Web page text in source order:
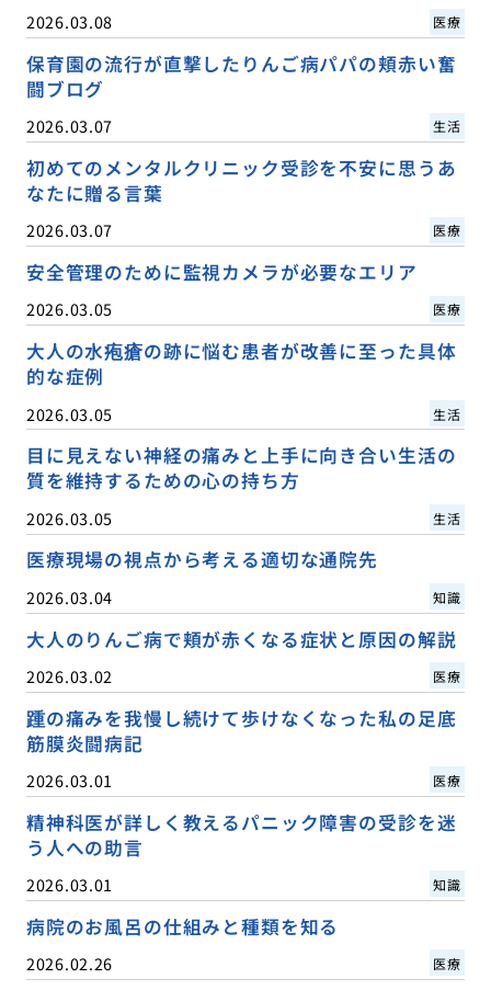
2026.03.08 医療
保育園の流行が直撃したりんご病パパの頬赤い奮
闘ブログ
2026.03.07 生活
初めてのメンタルクリニック受診を不安に思うあ
なたに贈る言葉
2026.03.07 医療
安全管理のために監視カメラが必要なエリア
2026.03.05 医療
大人の水疱瘡の跡に悩む患者が改善に至った具体
的な症例
2026.03.05 生活
目に見えない神経の痛みと上手に向き合い生活の
質を維持するための心の持ち方
2026.03.05 生活
医療現場の視点から考える適切な通院先
2026.03.04 知識
大人のりんご病で頬が赤くなる症状と原因の解説
2026.03.02 医療
踵の痛みを我慢し続けて歩けなくなった私の足底
筋膜炎闘病記
2026.03.01 医療
精神科医が詳しく教えるパニック障害の受診を迷
う人への助言
2026.03.01 知識
病院のお風呂の仕組みと種類を知る
2026.02.26 医療